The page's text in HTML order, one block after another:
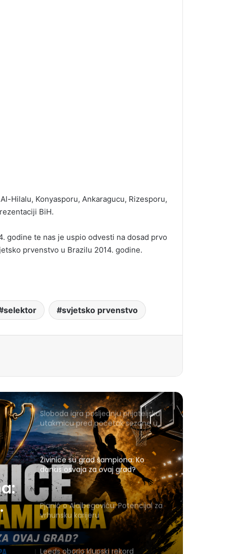
Hilalu, Konyasporu, Ankaragucu, Rizesporu,
BiH.
godine te nas je uspio odvesti na dosad prvo
prvenstvo u Brazilu 2014. godine.
selektor svjetsko prvenstvo
Sloboda igra posljednju prijateljsku
utakmicu pred početak sezone u
Gračanici
Živinice su grad šampiona: Ko
danas osvaja za ovaj grad?
Pjanić o Alajbegoviću: Potencijal za
vrhunsku karijeru
Leeds oborio klupski rekord